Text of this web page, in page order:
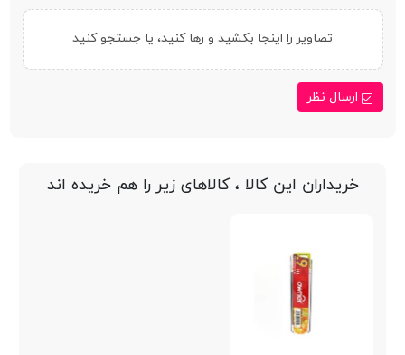
تصاویر را اینجا بکشید و رها کنید، یا جستجو کنید
ارسال نظر
خریداران این کالا ، کالاهای زیر را هم خریده اند